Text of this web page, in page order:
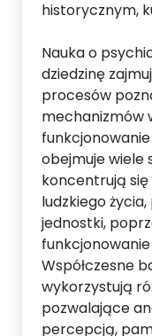
historycznym,
Nauka o
dziedzinę
procesów
mechanizmów
obejmuje wiele
koncentrują
ludzkiego
jednostki,
Współczesne
wykorzystują
pozwalające
percepcją,